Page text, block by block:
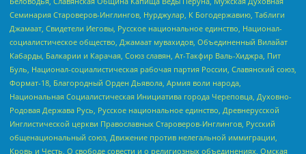
Семинария Староверов-Инглингов, Нурджулар, К Богодержавию, Таблиги
Джамаат, Свидетели Иеговы, Русское национальное единство, Национал-
социалистическое общество, Джамаат мувахидов, Объединенный Вилайат
Кабарды, Балкарии и Карачая, Союз славян, Ат-Такфир Валь-Хиджра, Пит
Буль, Национал-социалистическая рабочая партия России, Славянский союз,
Формат-18, Благородный Орден Дьявола, Армия воли народа,
Национальная Социалистическая Инициатива города Череповца, Духовно-
Родовая Держава Русь, Русское национальное единство, Древнерусской
Инглистической церкви Православных Староверов-Инглингов, Русский
общенациональный союз, Движение против нелегальной иммиграции,
Кровь и Честь, О свободе совести и о религиозных объединениях, Омская